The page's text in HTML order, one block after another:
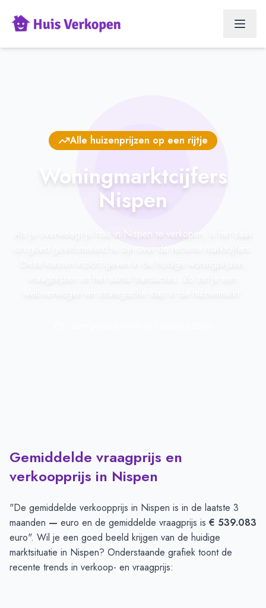
Alle huizenprijzen op een rijtje
Woningmarktcijfers
Nispen
Als je overweegt je huis in Nispen te verkopen, is het zaak
Gemiddelde vraagprijs en
verkoopprijs in Nispen
"De gemiddelde verkoopprijs in Nispen is in de laatste 3
maanden — euro en de gemiddelde vraagprijs is € 539.083
euro". Wil je een goed beeld krijgen van de huidige
marktsituatie in Nispen? Onderstaande grafiek toont de
recente trends in verkoop- en vraagprijs: